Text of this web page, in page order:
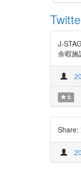
J-
余暇施
0
Share: